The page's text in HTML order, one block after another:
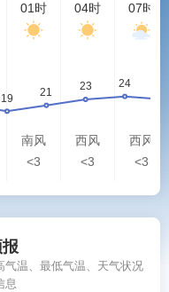
01时
南风
<3
04时
西风
<3
07时
西风
<3
气温、最低气温、天气状况
息